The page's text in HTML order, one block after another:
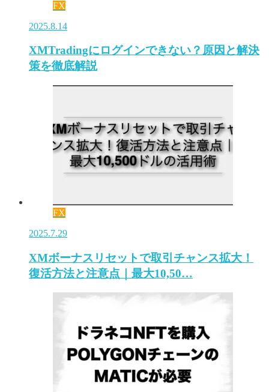
FX
2025.8.14
XMTradingにログインできない？原因と解決
策を徹底解説
FX
2025.7.29
XMボーナスリセットで取引チャンス拡大！
復活方法と注意点｜最大10,50…